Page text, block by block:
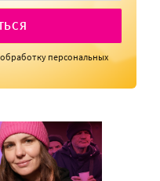
персональных